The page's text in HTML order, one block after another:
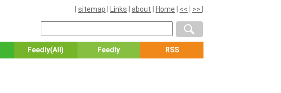
sitemap Links about Home << >>
Feedly(All) Feedly RSS